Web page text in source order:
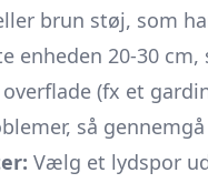
brun støj, som
enheden 20-30
(fx et
så
Vælg et lydspor